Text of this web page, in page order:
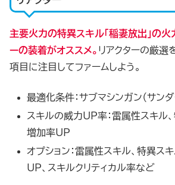
主要火力の特異スキル「稲妻放出」の火
ーの装着がオススメ。 リアクターの厳選
項目に注目してファームしよう。
最適化条件：サブマシンガン（サン
スキルの威力UP率：雷属性スキル
増加率UP
オプション：雷属性スキル、特異ス
UP、スキルクリティカル率など